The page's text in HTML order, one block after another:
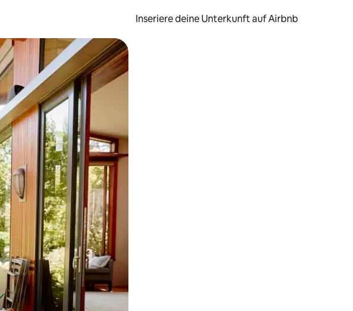
Inseriere deine Unterkunft auf Airbnb
Ergebnisse durch Berühren oder Wischgesten.